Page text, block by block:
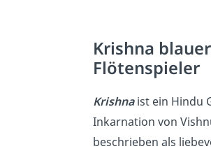
Krishna blauer
Flötenspieler
Krishna ist ein Hindu
Inkarnation von
beschrieben als